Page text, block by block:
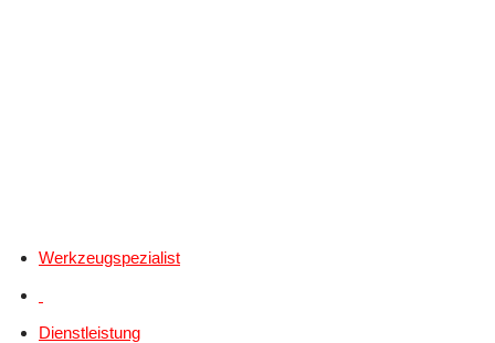
Werkzeugspezialist
Dienstleistung